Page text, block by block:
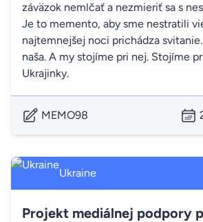
záväzok nemlčať a nezmieriť sa s
Je to memento, aby sme nestratili
najtemnejšej noci prichádza
naša. A my stojíme pri nej. Stojíme
Ukrajinky.
MEMO98
Ukraine
Projekt mediálnej podpory